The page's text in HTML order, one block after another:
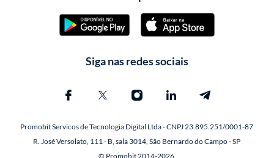
Siga nas redes sociais
Promobit Servicos de Tecnologia Digital Ltda - CNPJ 23.895.251/0001-87
R. José Versolato, 111 - B, sala 3014, São Bernardo do Campo - SP
© Promobit 2014-2026